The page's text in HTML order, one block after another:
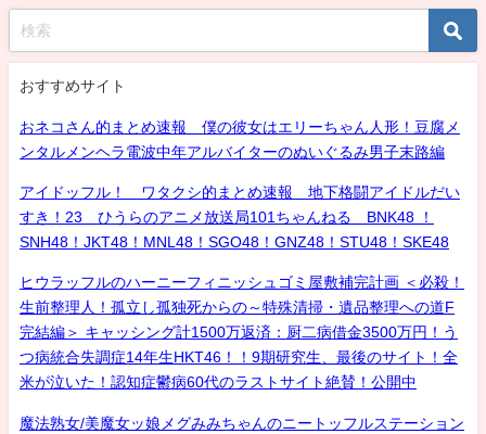
おすすめサイト
おネコさん的まとめ速報 僕の彼女はエリーちゃん人形！豆腐メ
ンタルメンヘラ電波中年アルバイターのぬいぐるみ男子末路編
アイドッフル！ ワタクシ的まとめ速報 地下格闘アイドルだい
すき！23 ひうらのアニメ放送局101ちゃんねる BNK48 ！
SNH48！JKT48！MNL48！SGO48！GNZ48！STU48！SKE48
ヒウラッフルのハーニーフィニッシュゴミ屋敷補完計画 ＜必殺！
生前整理人！孤立し孤独死からの～特殊清掃・遺品整理への道F
完結編＞ キャッシング計1500万返済：厨二病借金3500万円！う
つ病統合失調症14年生HKT46！！9期研究生、最後のサイト！全
米が泣いた！認知症鬱病60代のラストサイト絶賛！公開中
魔法熟女/美魔女ッ娘メグみみちゃんのニートッフルステーション